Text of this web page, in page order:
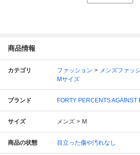
商品情報
カテゴリ ファッション メンズファッ
Mサイズ
ブランド FORTY PERCENTS AGAINST
サイズ メンズ M
商品の状態 目立った傷や汚れなし